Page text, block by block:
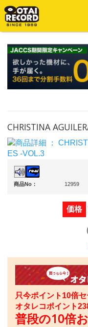
CHRISTINA
商品No： 12959
価格
只今ポイント10倍
オタレコポイント
普段の10倍